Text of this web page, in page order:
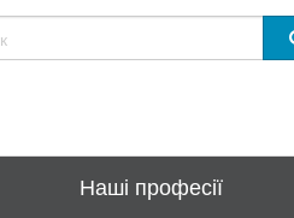
Наші професії